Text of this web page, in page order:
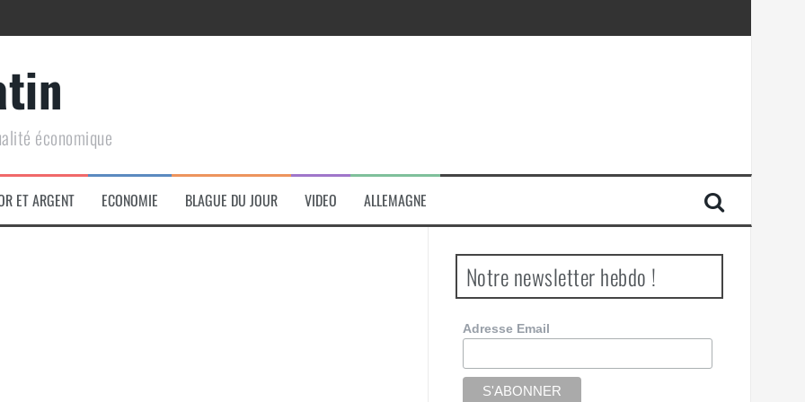
de conquête géopolitique massive
économique
ET ARGENT ECONOMIE BLAGUE DU JOUR VIDEO ALLEMAGNE
Notre newsletter hebdo !
Adresse Email